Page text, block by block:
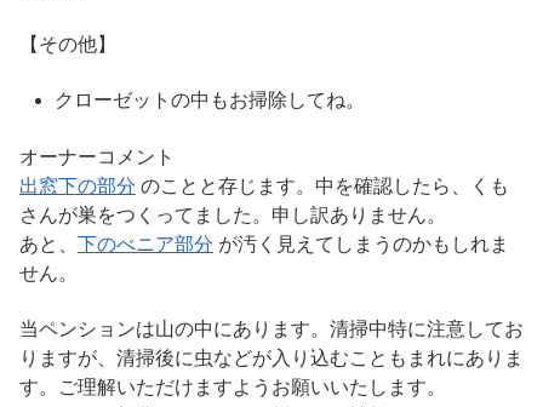
【その他】
クローゼットの中もお掃除してね。
オーナーコメント
出窓下の部分 のことと存じます。中を確認したら、くも
さんが巣をつくってました。申し訳ありません。
あと、 下のべニア部分 が汚く見えてしまうのかもしれま
せん。
当ペンションは山の中にあります。清掃中特に注意してお
りますが、清掃後に虫などが入り込むこともまれにありま
す。ご理解いただけますようお願いいたします。